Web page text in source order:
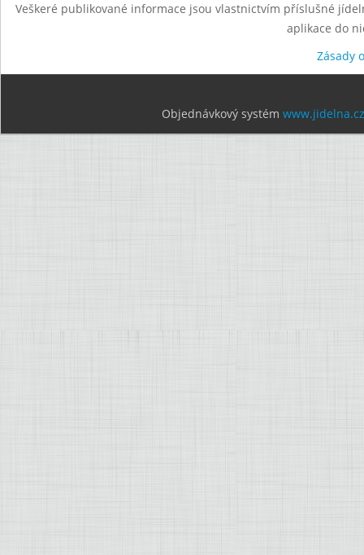
Veškeré publikované informace jsou vlastnictvím příslušné
aplikace do
Zásady
Objednávkový systém www.jidelna.cz